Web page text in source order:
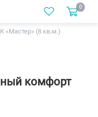
0
(8 кв.м.)
комфорт